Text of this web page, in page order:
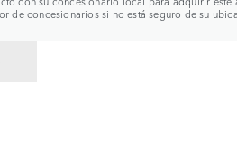
de concesionarios si no está seguro de su